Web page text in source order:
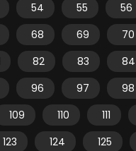
54 55 56
68 69 70
82 83 84
96 97 98
109 110 111
123 124 125